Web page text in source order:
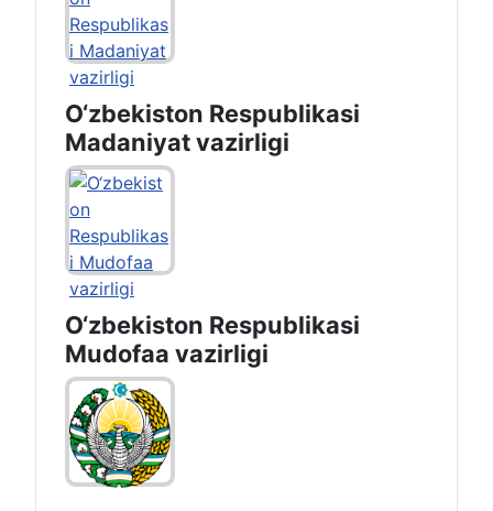
O‘zbekiston Respublikasi
Madaniyat vazirligi
O‘zbekiston Respublikasi
Mudofaa vazirligi